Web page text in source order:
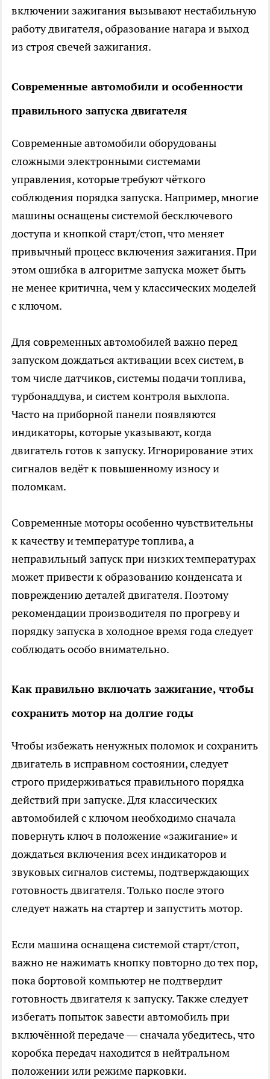
включении зажигания вызывают нестабильную
работу двигателя, образование нагара и выход
из строя свечей зажигания.
Современные автомобили и особенности
правильного запуска двигателя
Современные автомобили оборудованы
сложными электронными системами
управления, которые требуют чёткого
соблюдения порядка запуска. Например, многие
машины оснащены системой бесключевого
доступа и кнопкой старт/стоп, что меняет
привычный процесс включения зажигания. При
этом ошибка в алгоритме запуска может быть
не менее критична, чем у классических моделей
с ключом.
Для современных автомобилей важно перед
запуском дождаться активации всех систем, в
том числе датчиков, системы подачи топлива,
турбонаддува, и систем контроля выхлопа.
Часто на приборной панели появляются
индикаторы, которые указывают, когда
двигатель готов к запуску. Игнорирование этих
сигналов ведёт к повышенному износу и
поломкам.
Современные моторы особенно чувствительны
к качеству и температуре топлива, а
неправильный запуск при низких температурах
может привести к образованию конденсата и
повреждению деталей двигателя. Поэтому
рекомендации производителя по прогреву и
порядку запуска в холодное время года следует
соблюдать особо внимательно.
Как правильно включать зажигание, чтобы
сохранить мотор на долгие годы
Чтобы избежать ненужных поломок и сохранить
двигатель в исправном состоянии, следует
строго придерживаться правильного порядка
действий при запуске. Для классических
автомобилей с ключом необходимо сначала
повернуть ключ в положение «зажигание» и
дождаться включения всех индикаторов и
звуковых сигналов системы, подтверждающих
готовность двигателя. Только после этого
следует нажать на стартер и запустить мотор.
Если машина оснащена системой старт/стоп,
важно не нажимать кнопку повторно до тех пор,
пока бортовой компьютер не подтвердит
готовность двигателя к запуску. Также следует
избегать попыток завести автомобиль при
включённой передаче — сначала убедитесь, что
коробка передач находится в нейтральном
положении или режиме парковки.